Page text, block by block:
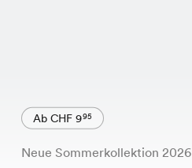
Ab CHF 995
Neue Sommerkollektion 2026